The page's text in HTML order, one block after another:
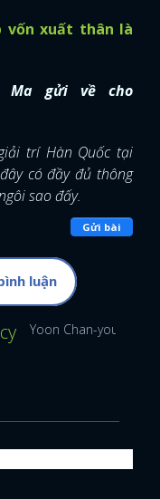
vốn xuất thân là
Ma gửi về cho
trí Hàn Quốc tại
có đầy đủ thông
sao đấy.
Gửi bài
luận
Yoon Chan-young